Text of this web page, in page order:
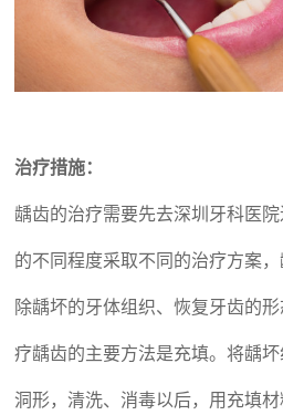
治疗措施：
龋齿的治疗需要先去深圳牙科医
的不同程度采取不同的治疗方案
除龋坏的牙体组织、恢复牙齿的
疗龋齿的主要方法是充填。将龋
洞形，清洗、消毒以后，用充填